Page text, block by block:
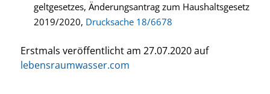
gelt­ge­set­zes, Ände­rungs­an­trag zum Haus­halts­ge­setz
2019/2020, Druck­sa­che 18/6678
Erst­mals ver­öf­fent­licht am 27.07.2020 auf
lebensraumwasser.com